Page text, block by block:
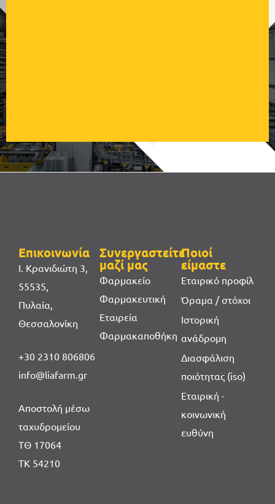
Επικοινωνία
Ι. Κρανιδιώτη 3,
55535,
Πυλαία,
Θεσσαλονίκη
+30 2310 806806
info@liafarm.gr
Αποστολή μέσω
ταχυδρομείου
ΤΘ 17064
ΤΚ 54210
Συνεργαστείτε
μαζί μας
Φαρμακείο
Φαρμακευτική
Εταιρεία
Φαρμακαποθήκη
Ποιοί
είμαστε
Εταιρικό προφίλ
Όραμα / στόχοι
Ιστορική
ανάδρομη
Διασφάλιση
ποιότητας (iso)
Εταιρική -
κοινωνική
ευθύνη